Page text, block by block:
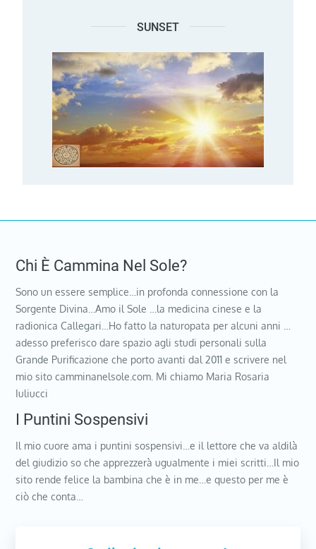
SUNSET
Chi È Cammina Nel Sole?
Sono un essere semplice…in profonda connessione con la
Sorgente Divina…Amo il Sole …la medicina cinese e la
radionica Callegari…Ho fatto la naturopata per alcuni anni …
adesso preferisco dare spazio agli studi personali sulla
Grande Purificazione che porto avanti dal 2011 e scrivere nel
mio sito camminanelsole.com. Mi chiamo Maria Rosaria
Iuliucci
I Puntini Sospensivi
Il mio cuore ama i puntini sospensivi…e il lettore che va aldilà
del giudizio so che apprezzerà ugualmente i miei scritti…Il mio
sito rende felice la bambina che è in me…e questo per me è
ciò che conta…